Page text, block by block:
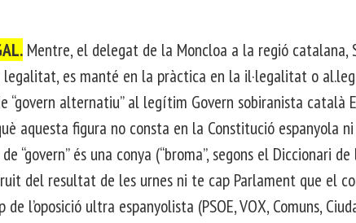
Mentre, el delegat de la Moncloa a la regió catalana,
legalitat, es manté en la pràctica en la il·legalitat o
“govern alternatiu” al legítim Govern sobiranista català
aquesta figura no consta en la Constitució espanyola ni
“govern” és una conya (“broma”, segons el Diccionari
del resultat de les urnes ni te cap Parlament que el
de l’oposició ultra espanyolista (PSOE, VOX, Comuns,